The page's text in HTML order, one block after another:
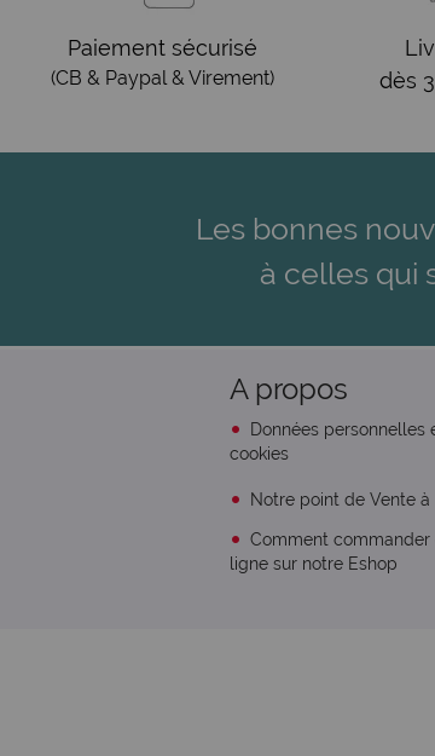
Paiement sécurisé
(CB & Paypal & Virement)
dès
Les bonnes
à celles qui
A propos
Données personnelles
cookies
Notre point de Vente à
Comment commander
ligne sur notre Eshop